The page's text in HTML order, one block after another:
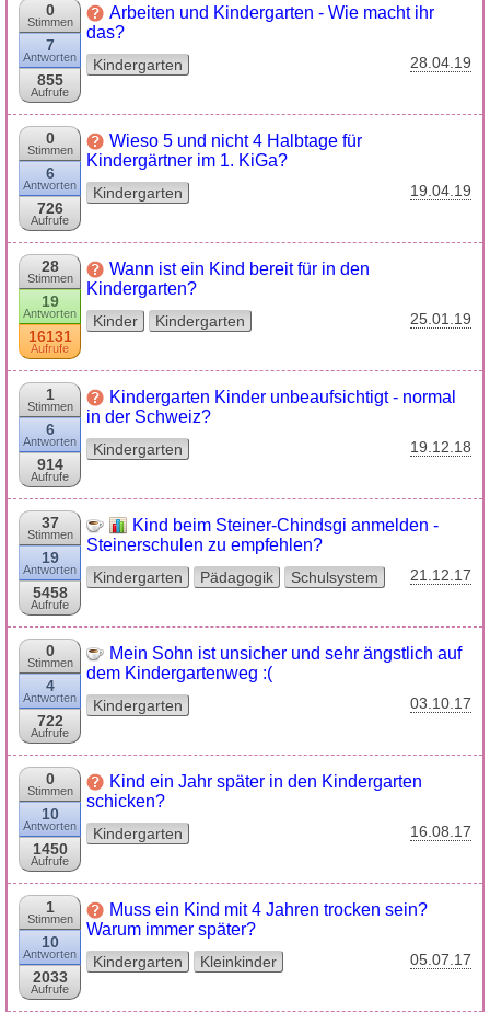
0
Stimmen
7
Antworten
855
Aufrufe
Arbeiten und Kindergarten - Wie macht ihr
das?
Kindergarten 28.04.19
0
Stimmen
6
Antworten
726
Aufrufe
Wieso 5 und nicht 4 Halbtage für
Kindergärtner im 1. KiGa?
Kindergarten 19.04.19
28
Stimmen
19
Antworten
16131
Aufrufe
Wann ist ein Kind bereit für in den
Kindergarten?
Kinder Kindergarten 25.01.19
1
Stimmen
6
Antworten
914
Aufrufe
Kindergarten Kinder unbeaufsichtigt - normal
in der Schweiz?
Kindergarten 19.12.18
37
Stimmen
19
Antworten
5458
Aufrufe
Kind beim Steiner-Chindsgi anmelden -
Steinerschulen zu empfehlen?
Kindergarten Pädagogik Schulsystem 21.12.17
0
Stimmen
4
Antworten
722
Aufrufe
Mein Sohn ist unsicher und sehr ängstlich auf
dem Kindergartenweg :(
Kindergarten 03.10.17
0
Stimmen
10
Antworten
1450
Aufrufe
Kind ein Jahr später in den Kindergarten
schicken?
Kindergarten 16.08.17
1
Stimmen
10
Antworten
2033
Aufrufe
Muss ein Kind mit 4 Jahren trocken sein?
Warum immer später?
Kindergarten Kleinkinder 05.07.17